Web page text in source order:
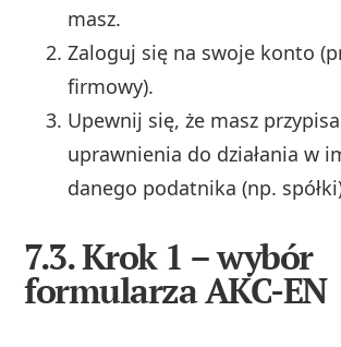
masz.
Zaloguj się na swoje konto
firmowy).
Upewnij się, że masz
uprawnienia do działania w
danego podatnika (np.
7.3. Krok 1 – wybór
formularza AKC-EN